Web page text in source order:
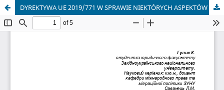
DYREKTYWA UE 2019/771 W SPRAWIE NIEKTÓRYCH ASPEKTÓW UMÓW SPRZEDAŻY TOWARÓW: IMPLEMENTACJA DO POLSKIEGO PORZĄDKU PRAWNEGO